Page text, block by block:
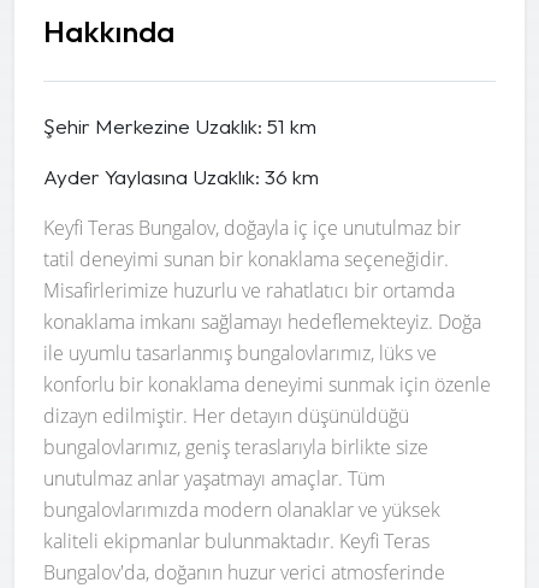
Hakkında
Şehir Merkezine Uzaklık: 51 km
Ayder Yaylasına Uzaklık: 36 km
Keyfi Teras Bungalov, doğayla iç içe unutulmaz bir
tatil deneyimi sunan bir konaklama seçeneğidir.
Misafirlerimize huzurlu ve rahatlatıcı bir ortamda
konaklama imkanı sağlamayı hedeflemekteyiz. Doğa
ile uyumlu tasarlanmış bungalovlarımız, lüks ve
konforlu bir konaklama deneyimi sunmak için özenle
dizayn edilmiştir. Her detayın düşünüldüğü
bungalovlarımız, geniş teraslarıyla birlikte size
unutulmaz anlar yaşatmayı amaçlar. Tüm
bungalovlarımızda modern olanaklar ve yüksek
kaliteli ekipmanlar bulunmaktadır. Keyfi Teras
Bungalov'da, doğanın huzur verici atmosferinde